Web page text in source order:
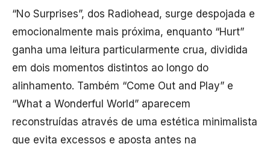
“No Surprises”, dos Radiohead, surge despojada e
emocionalmente mais próxima, enquanto “Hurt”
ganha uma leitura particularmente crua, dividida
em dois momentos distintos ao longo do
alinhamento. Também “Come Out and Play” e
“What a Wonderful World” aparecem
reconstruídas através de uma estética minimalista
que evita excessos e aposta antes na